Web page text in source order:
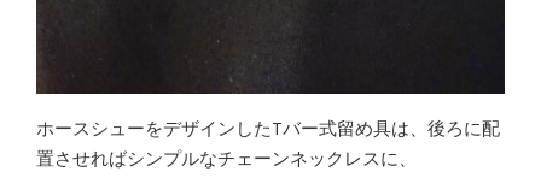
ホースシューをデザインしたTバー式留め具は、後ろに配
置させればシンプルなチェーンネックレスに、